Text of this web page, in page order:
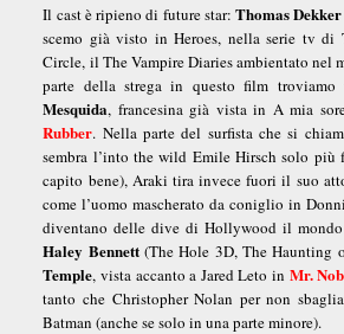
Il cast è ripieno di future star:Thomas Dekker
scemo già visto in Heroes, nella serie tv di
Circle, il The Vampire Diaries ambientato nel
parte della strega in questo film
Mesquida, francesina già vista in A mia
Rubber. Nella parte del surfista che si
sembra l’into the wild Emile Hirsch solo più
capito bene), Araki tira invece fuori il suo
come l’uomo mascherato da coniglio in
diventano delle dive di Hollywood il
Haley Bennett(The Hole 3D, The Haunting
Temple, vista accanto a Jared Leto in Mr.
tanto che Christopher Nolan per non
Batman (anche se solo in una parte minore).